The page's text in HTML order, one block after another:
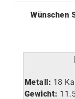
Wünschen
Metall: 18
Gewicht: